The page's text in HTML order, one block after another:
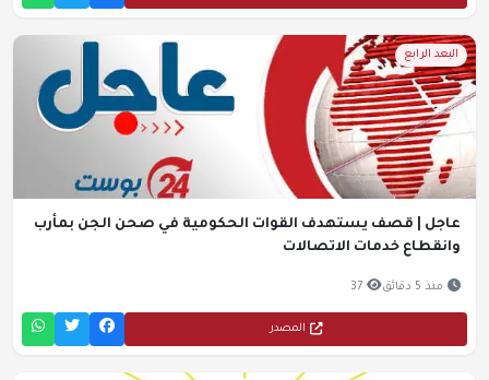
البعد الرابع
عاجل | قصف يستهدف القوات الحكومية في صحن الجن بمأرب
وانقطاع خدمات الاتصالات
منذ 5 دقائق 37
المصدر